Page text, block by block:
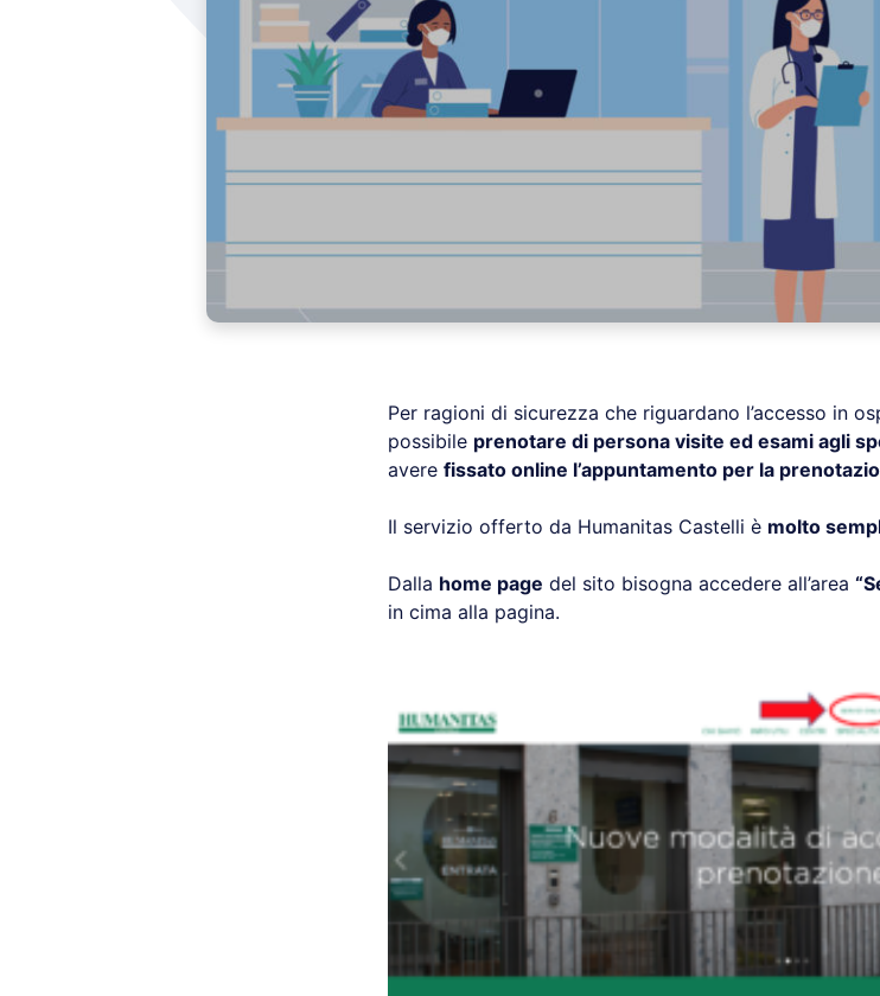
Per ragioni di sicurezza che riguardano l’accesso in
possibile prenotare di persona visite ed esami agli
avere fissato online l’appuntamento per la
Il servizio offerto da Humanitas Castelli è molto
Dalla home page del sito bisogna accedere all’area
in cima alla pagina.